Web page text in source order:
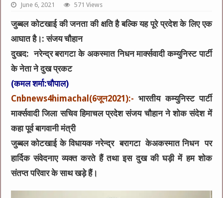
June 6, 2021 571 Views
जुब्बल कोटखाई की जनता की क्षति है बल्कि यह पूरे प्रदेश के लिए एक
आघात है।: संजय चौहान
दुखद: नरेन्द्र बरागटा के अकस्मात निधन मार्क्सवादी कम्युनिस्ट पार्टी
के नेता ने दुख प्रकट
(कमल शर्मा:चौपाल)
Cnbnews4himachal(6जून2021):- भारतीय कम्युनिस्ट पार्टी
मार्क्सवादी जिला सचिव हिमाचल प्रदेश संजय चौहान ने शोक संदेश में
कहा पूर्व बागवानी मंत्री
जुब्बल कोटखाई के विधायक नरेन्द्र बरागटा केअकस्मात निधन पर
हार्दिक संवेदनाए व्यक्त करते हैं तथा इस दुख की घड़ी में हम शोक
संतप्त परिवार के साथ खड़े हैं।